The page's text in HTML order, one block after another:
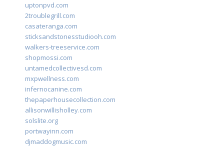
uptonpvd.com
2troublegrill.com
casateranga.com
sticksandstonesstudiooh.com
walkers-treeservice.com
shopmossi.com
untamedcollectivesd.com
mxpwellness.com
infernocanine.com
thepaperhousecollection.com
allisonwillisholley.com
solslite.org
portwayinn.com
djmaddogmusic.com